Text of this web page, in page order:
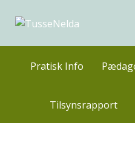
Pratisk Info
Tilsynsrapport